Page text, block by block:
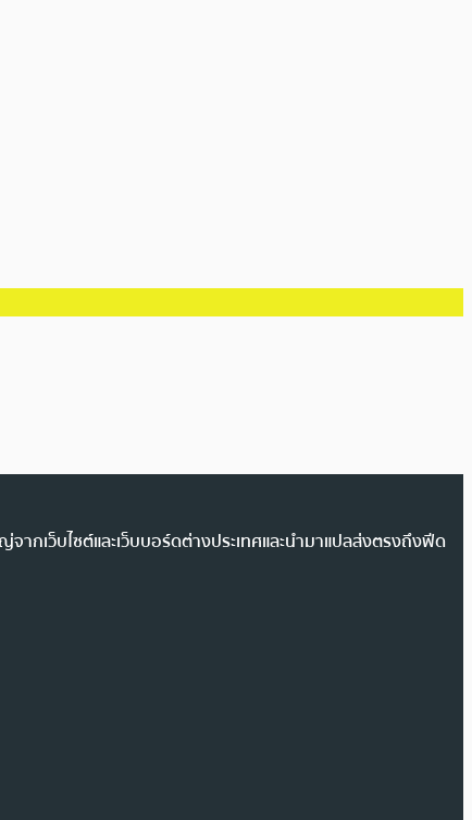
ากเว็บไซต์และเว็บบอร์ดต่างประเทศและนำมาแปลส่งตรงถึงฟีด